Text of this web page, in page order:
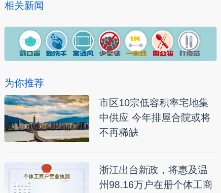
相关新闻
为你推荐
市区10宗低容积率宅地集
中供应 今年排屋合院或将
不再稀缺
浙江出台新政，将惠及温
州98.16万户在册个体工商